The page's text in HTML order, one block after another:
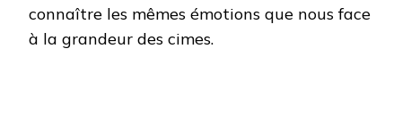
connaître les mêmes émotions que nous face
à la grandeur des cimes.